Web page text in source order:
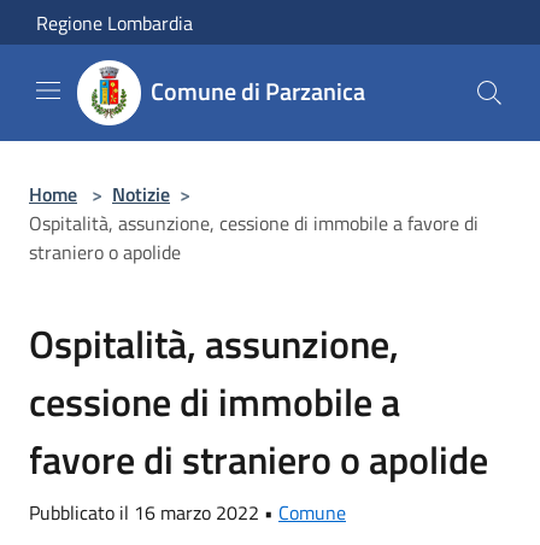
Salta al contenuto principale
Regione Lombardia
Comune di Parzanica
Home > Notizie >
Ospitalità, assunzione, cessione di immobile a favore di
straniero o apolide
Ospitalità, assunzione,
cessione di immobile a
favore di straniero o apolide
Pubblicato il 16 marzo 2022 • Comune